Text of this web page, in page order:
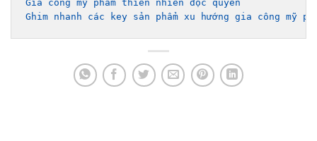
Gia công mỹ phẩm thiên nhiên độc quyền
Ghim nhanh các key sản phẩm xu hướng gia công mỹ